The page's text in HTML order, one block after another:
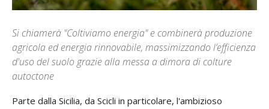
Si chiamerà "Coltiviamo energia" e combinerà produzione
agricola ed energia rinnovabile, massimizzando l’efficienza
d'uso del suolo grazie alla messa a dimora di colture
autoctone
Parte dalla Sicilia, da Scicli in particolare, l'ambizioso